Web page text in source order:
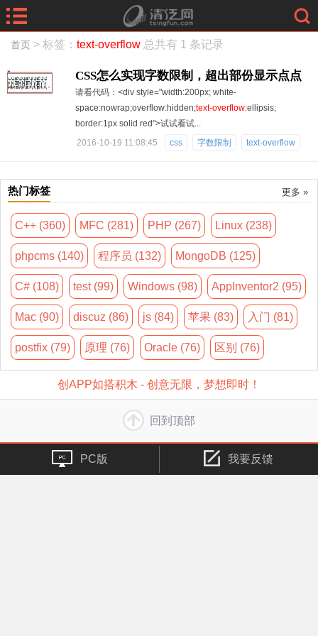
首页 > 标签： text-overflow 总共有 1 条记录
CSS怎么实现字数限制，超出部份显示点点
点？
请看代码：<div style="width:200px; white-
space:nowrap;overflow:hidden;text-overflow:ellipsis;
border:1px solid red">试试看试...
2016-10-19 11:08:45
css 字数限制 text-overflow
热门标签 更多 »
C++ (360) MFC (281) PHP (267) Linux (238)
phpcms (140) 程序员 (132) MongoDB (125)
C# (108) test (99) Windows (98) AppInventor2 (95)
Mac (90) discuz (86) js (84) 苹果 (83) 入门 (81)
postfix (79) 原理 (76) Oracle (76) 区别 (76)
创APP如搭积木 - 创意无限，梦想即时！
回到顶部
PC版 我要反馈